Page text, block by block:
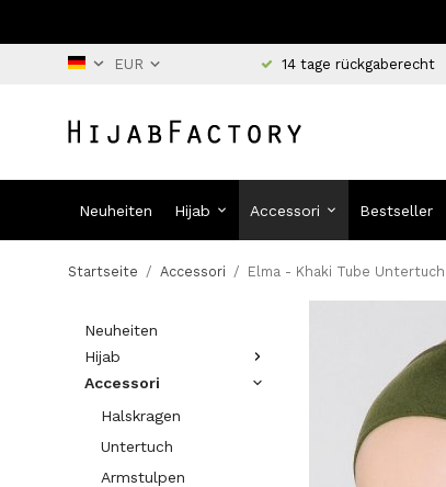
14 tage rückgaberecht
Neuheiten Hijab Accessori Bestseller
Startseite / Accessori / Elma - Khaki Tube Untertuch
Neuheiten
Hijab
Accessori
Halskragen
Untertuch
Armstulpen